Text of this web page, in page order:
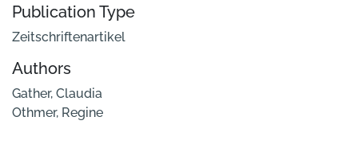
Publication Type
Zeitschriftenartikel
Authors
Gather, Claudia
Othmer, Regine